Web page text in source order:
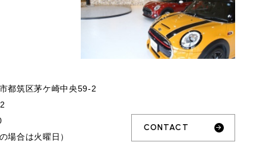
都筑区茅ケ崎中央59-2
場合は火曜日）
CONTACT